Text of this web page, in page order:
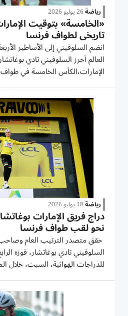
رياضة26 يوليو 2026
«الخامسة» بتوقيت
تاريخي لطواف فرنسا
انضم السلوفيني إلى الأساطير
العالم أحرز السلوفيني تادي
الإمارات،الكأس الخامسة في طواف
رقماً قياسياً، وبات ضمن قائمة
عام 1903 ويعد الأشهر
رياضة18 يوليو 2026
دراج فريق الإمارات
نحو لقب طواف فرنسا
حقق متصدر الترتيب العام
السلوفيني تادي بوغاتشار، فوزه
اختتمت في ماركشتاين-فيليرينغ.
سابقاً في ماركشتاين قبل ثلاث
انتفض على بعد 1.6...